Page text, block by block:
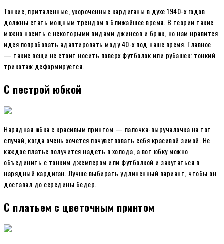
Тонкие, приталенные, укороченные кардиганы в духе 1940-х годов
должны стать мощным трендом в ближайшее время. В теории такие
можно носить с некоторыми видами джинсов и брюк, но нам нравится
идея попробовать адаптировать моду 40-х под наше время. Главное
— такие вещи не стоит носить поверх футболок или рубашек: тонкий
трикотаж деформируется.
С пестрой юбкой
Нарядная юбка с красивым принтом — палочка-выручалочка на тот
случай, когда очень хочется почувствовать себя красивой зимой. Не
каждое платье получится надеть в холода, а вот юбку можно
объединить с тонким джемпером или футболкой и закутаться в
нарядный кардиган. Лучше выбирать удлиненный вариант, чтобы он
доставал до середины бедер.
С платьем с цветочным принтом